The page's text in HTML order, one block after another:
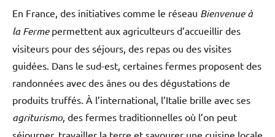
En France, des initiatives comme le réseau Bienvenue à
la Fermepermettent aux agriculteurs d’accueillir des
visiteurs pour des séjours, des repas ou des visites
guidées. Dans le sud-est, certaines fermes proposent des
randonnées avec des ânes ou des dégustations de
produits truffés. À l’international, l’Italie brille avec ses
agriturismo, des fermes traditionnelles où l’on peut